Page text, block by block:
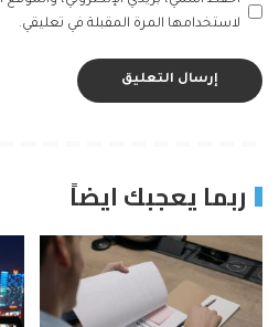
لاستخدامها المرة المقبلة في تعليقي.
ربما يعجبك ايضاً